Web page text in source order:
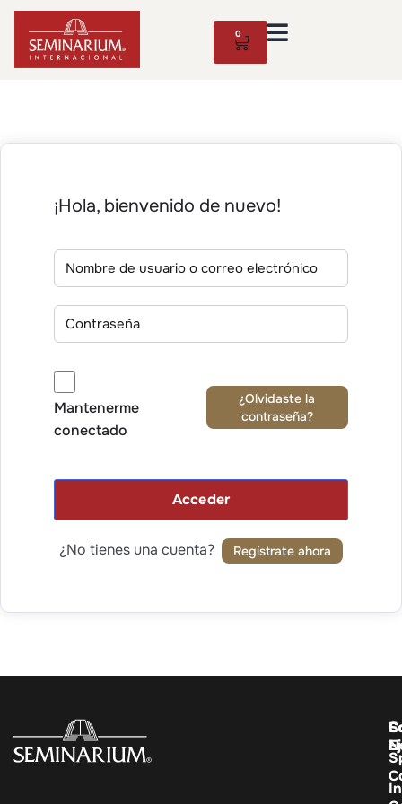
0
¡Hola, bienvenido de nuevo!
Mantenerme
conectado
¿Olvidaste la
contraseña?
Acceder
¿No tienes una cuenta? Regístrate ahora
In